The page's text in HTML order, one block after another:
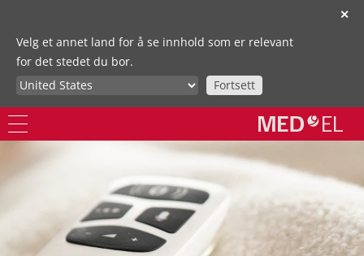
✕
Velg et annet land for å se innhold som er relevant
for det stedet du bor.
Fortsett